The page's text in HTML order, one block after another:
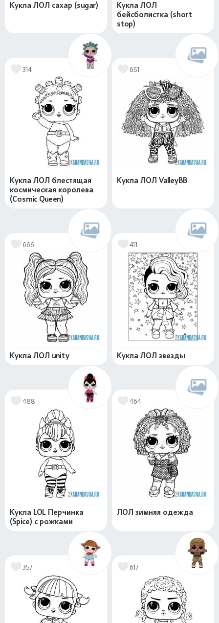
Кукла ЛОЛ сахар (sugar)
Кукла ЛОЛ
бейсболистка (short
stop)
314
Кукла ЛОЛ блестящая
космическая королева
(Cosmic Queen)
651
Кукла ЛОЛ ValleyBB
666
Кукла ЛОЛ unity
411
Кукла ЛОЛ звезды
488
Кукла LOL Перчинка
(Spice) с рожками
464
ЛОЛ зимняя одежда
357 617